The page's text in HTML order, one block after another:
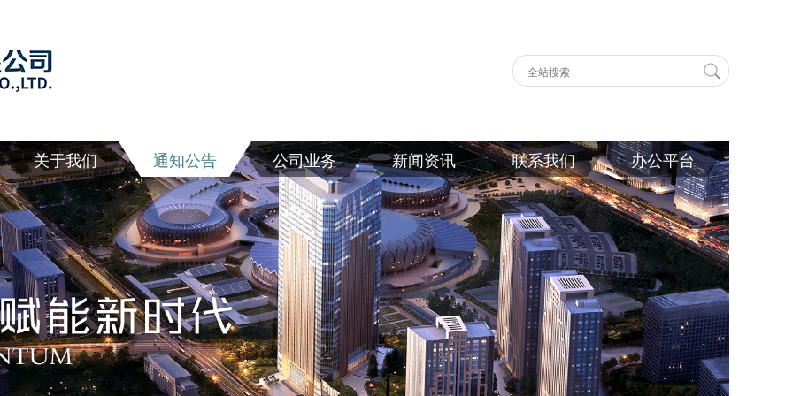
关于我们 通知公告 公司业务 新闻资讯 联系我们 办公平台